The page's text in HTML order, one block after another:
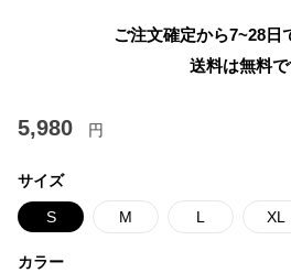
ご注文確定から7~28日
送料は無料
5,980 円
サイズ
S M L XL
カラー